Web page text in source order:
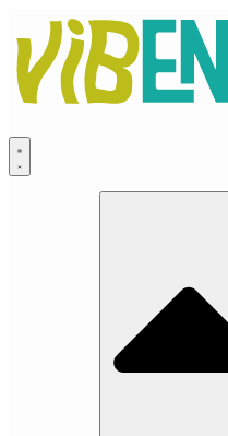
contenido